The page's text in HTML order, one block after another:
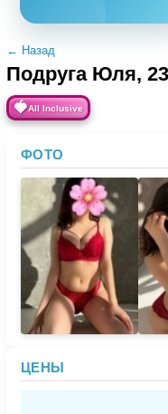
← Назад
Подруга Юля,
🍓All Inclusive
ФОТО
ЦЕНЫ